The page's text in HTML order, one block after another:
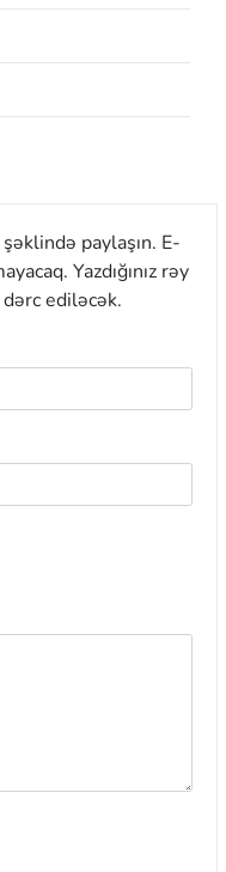
paylaşın. E-
Yazdığınız rəy
ediləcək.